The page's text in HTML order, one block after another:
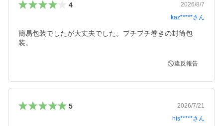
4
2026/8/7
kaz*****さん
簡易包装でしたが大丈夫でした。プチプチ巻きの封筒包
装。
違反報告
5
2026/7/21
his*****さん